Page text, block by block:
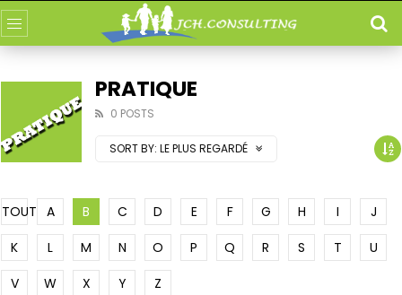
PRATIQUE
0 POSTS
SORT BY: LE PLUS REGARDÉ
TOUT A B C D E F G H I
J
K
L M N O P Q R S T
U
V
W X Y Z